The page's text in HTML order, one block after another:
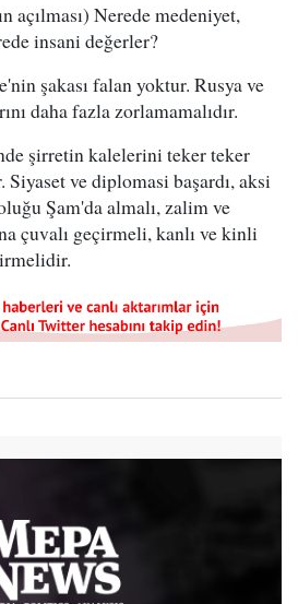
açılması) Nerede medeniyet,
insani değerler?
şakası falan yoktur. Rusya ve
daha fazla zorlamamalıdır.
şirretin kalelerini teker teker
Siyaset ve diplomasi başardı, aksi
Şam'da almalı, zalim ve
çuvalı geçirmeli, kanlı ve kinli